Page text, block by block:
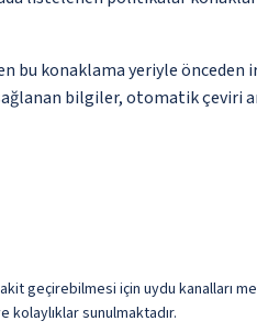
bu konaklama yeriyle önceden
bilgiler, otomatik çeviri
geçirebilmesi için uydu kanalları
sunulmaktadır.